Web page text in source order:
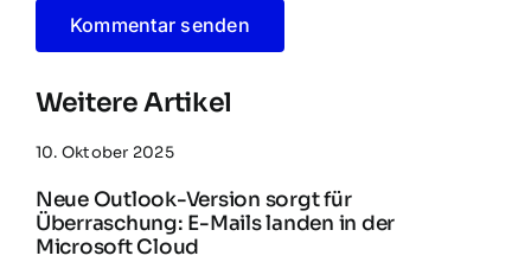
Weitere Artikel
10. Oktober 2025
Neue Outlook-Version sorgt für
Überraschung: E-Mails landen in der
Microsoft Cloud